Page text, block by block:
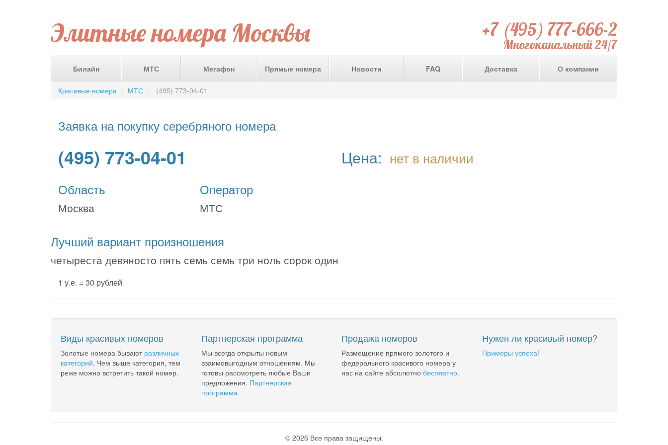
Элитные номера Москвы +7 (495) 777-666-2
Многоканальный 24/7
Билайн МТС Мегафон Прямые номера Новости FAQ Доставка О компании
Красивые номера МТС (495) 773-04-01
Заявка на покупку серебряного номера
(495) 773-04-01 Цена: нет в наличии
Область
Москва
Оператор
МТС
Лучший вариант произношения
четыреста девяносто пять семь семь три ноль сорок один
1 у.е. = 30 рублей
Виды красивых номеров
Золотые номера бывают различных
категорий. Чем выше категория, тем
реже можно встретить такой номер.
Партнерская программа
Мы всегда открыты новым
взаимовыгодным отношениям. Мы
готовы рассмотреть любые Ваши
предложения. Партнерская
программа
Продажа номеров
Размещение прямого золотого и
федерального красивого номера у
нас на сайте абсолютно бесплатно.
Нужен ли красивый номер?
Примеры успеха!
© 2026 Все права защищены.